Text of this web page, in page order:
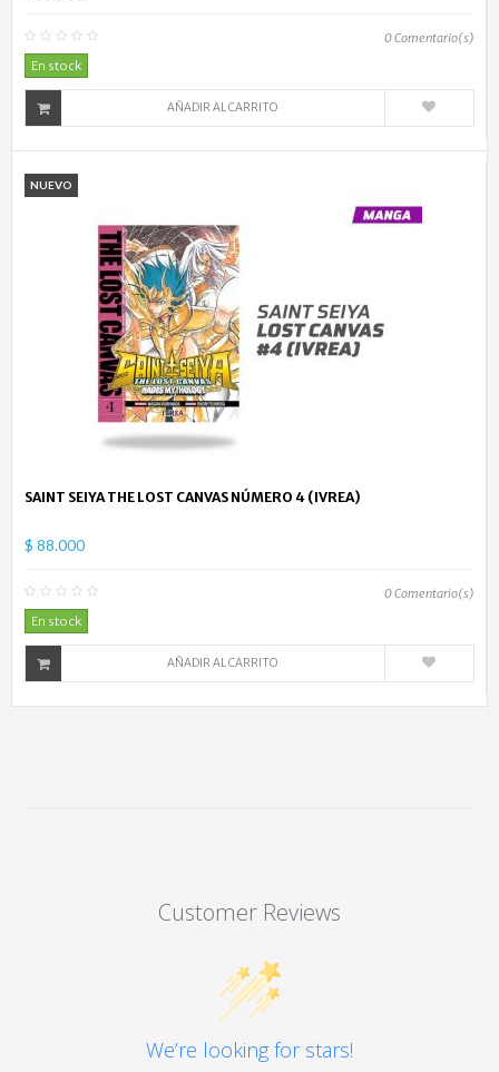
0Comentario(s)
En stock
AÑADIR AL CARRITO
NUEVO
SAINT SEIYA THE LOST CANVAS NÚMERO 4 (IVREA)
$ 88.000
0Comentario(s)
En stock
AÑADIR AL CARRITO
Customer Reviews
We’re looking for stars!